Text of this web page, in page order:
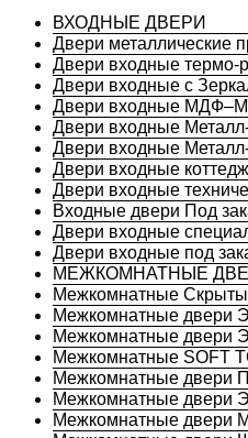
ВХОДНЫЕ ДВЕРИ
Двери металлические
Двери входные термо-
Двери входные с
Двери входные
Двери входные
Двери входные
Двери входные
Двери входные
Входные двери Под
Двери входные
Двери входные под
МЕЖКОМНАТНЫЕ
Межкомнатные
Межкомнатные двери
Межкомнатные двери
Межкомнатные SOFT
Межкомнатные двери
Межкомнатные двери
Межкомнатные двери